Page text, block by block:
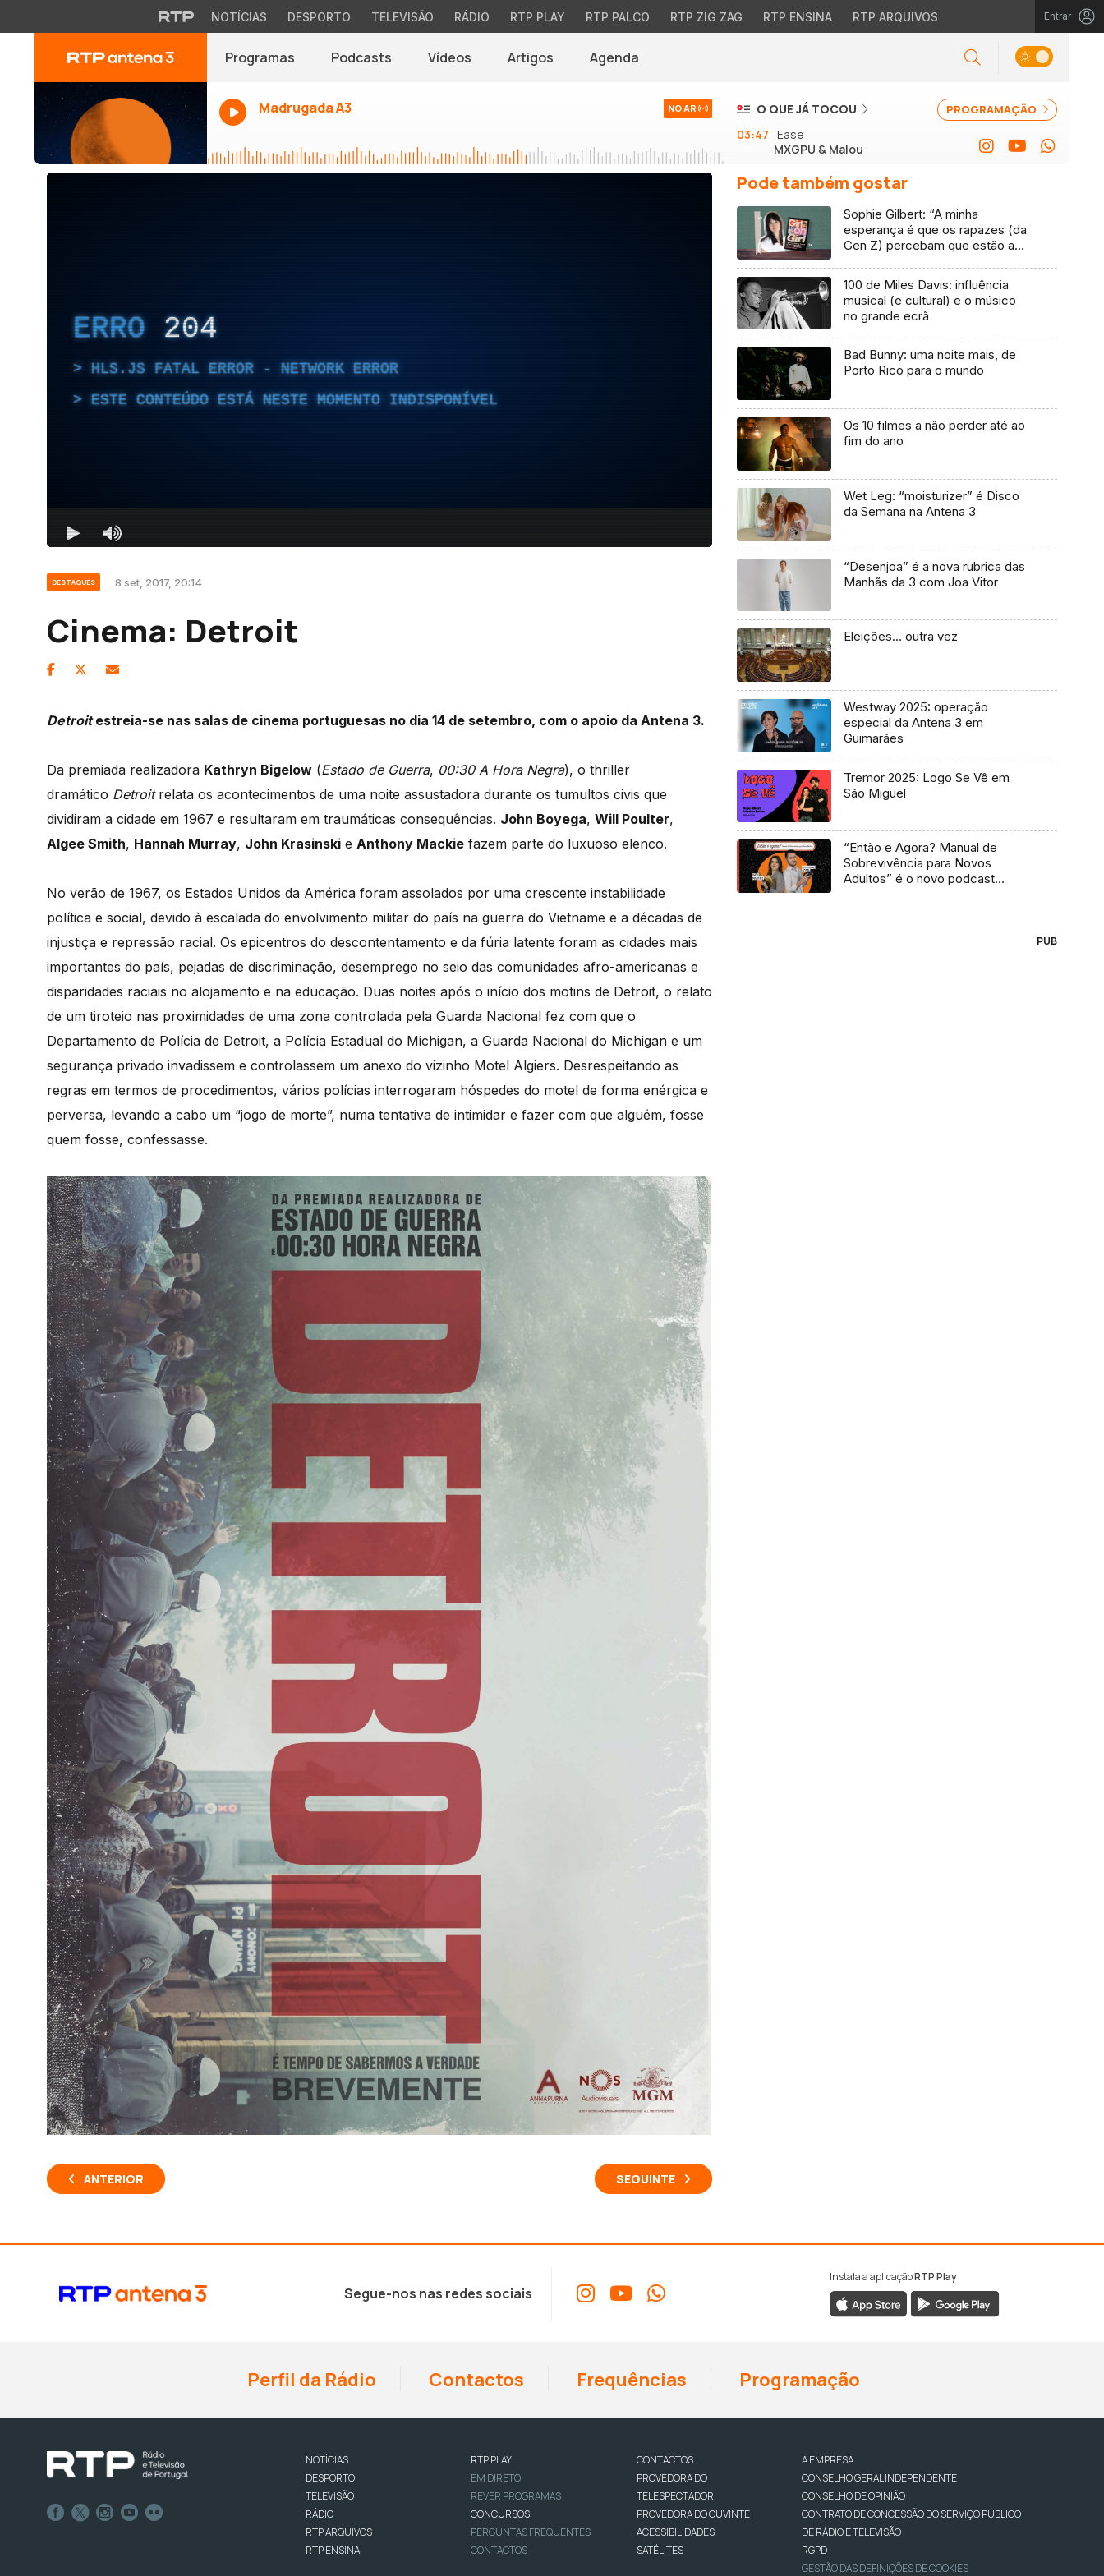
NOTÍCIAS DESPORTO TELEVISÃO RÁDIO RTP PLAY RTP PALCO RTP ZIG ZAG RTP ENSINA RTP ARQUIVOS Entrar
Programas Podcasts Vídeos Artigos Agenda
Madrugada A3 NO AR PROGRAMAÇÃO
O QUE JÁ TOCOU
03:47 Ease
MXGPU & Malou
DESTAQUES 8 set, 2017, 20:14
Cinema: Detroit
Detroitestreia-se nas salas de cinema portuguesas no dia 14 de setembro, com o apoio da Antena 3.
Da premiada realizadora Kathryn Bigelow (Estado de Guerra, 00:30 A Hora Negra), o thriller
dramático Detroitrelata os acontecimentos de uma noite assustadora durante os tumultos civis que
dividiram a cidade em 1967 e resultaram em traumáticas consequências. John Boyega, Will Poulter,
Algee Smith, Hannah Murray, John Krasinski e Anthony Mackie fazem parte do luxuoso elenco.
No verão de 1967, os Estados Unidos da América foram assolados por uma crescente instabilidade
política e social, devido à escalada do envolvimento militar do país na guerra do Vietname e a décadas de
injustiça e repressão racial. Os epicentros do descontentamento e da fúria latente foram as cidades mais
importantes do país, pejadas de discriminação, desemprego no seio das comunidades afro-americanas e
disparidades raciais no alojamento e na educação. Duas noites após o início dos motins de Detroit, o relato
de um tiroteio nas proximidades de uma zona controlada pela Guarda Nacional fez com que o
Departamento de Polícia de Detroit, a Polícia Estadual do Michigan, a Guarda Nacional do Michigan e um
segurança privado invadissem e controlassem um anexo do vizinho Motel Algiers. Desrespeitando as
regras em termos de procedimentos, vários polícias interrogaram hóspedes do motel de forma enérgica e
perversa, levando a cabo um “jogo de morte”, numa tentativa de intimidar e fazer com que alguém, fosse
quem fosse, confessasse.
ANTERIOR SEGUINTE
Pode também gostar
Sophie Gilbert: “A minha
esperança é que os rapazes (da
Gen Z) percebam que estão a
100 de Miles Davis: influência
musical (e cultural) e o músico
no grande ecrã
Bad Bunny: uma noite mais, de
Porto Rico para o mundo
Os 10 filmes a não perder até ao
fim do ano
Wet Leg: “moisturizer” é Disco
da Semana na Antena 3
“Desenjoa” é a nova rubrica das
Manhãs da 3 com Joa Vitor
Eleições… outra vez
Westway 2025: operação
especial da Antena 3 em
Guimarães
Tremor 2025: Logo Se Vê em
São Miguel
“Então e Agora? Manual de
Sobrevivência para Novos
Adultos” é o novo podcast
PUB
Segue-nos nas redes sociais
Instala a aplicaçãoRTP Play
Perfil da Rádio Contactos Frequências Programação
NOTÍCIAS
DESPORTO
TELEVISÃO
RÁDIO
RTP ARQUIVOS
RTP ENSINA
RTP PLAY
EM DIRETO
REVER PROGRAMAS
CONCURSOS
PERGUNTAS FREQUENTES
CONTACTOS
CONTACTOS
PROVEDORA DO
TELESPECTADOR
PROVEDORA DO OUVINTE
ACESSIBILIDADES
SATÉLITES
A EMPRESA
CONSELHO GERAL INDEPENDENTE
CONSELHO DE OPINIÃO
CONTRATO DE CONCESSÃO DO SERVIÇO PÚBLICO
DE RÁDIO E TELEVISÃO
RGPD
GESTÃO DAS DEFINIÇÕES DE COOKIES